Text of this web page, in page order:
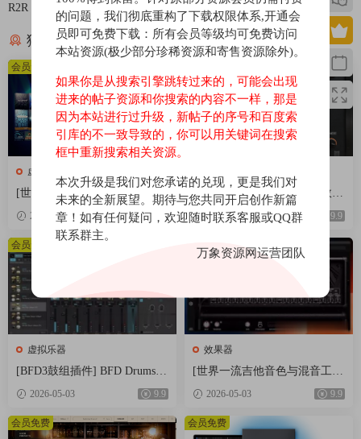
R2R [WiN]（17.1MB）
猜你喜欢
虚拟乐器
[世界一流的虚拟乐器插件套
装] AIR Music Technology Instr
uments Bundle 2025-R2R [WiN]
（5.92GB）
2026-05-03 9.9
会员免费
[现代混音必备高响度削波效果
插件] Audioloom Maciel Audio
Deux Clipper v1.0.0 [WiN, Mac
2026-05-03 9.9
虚拟乐器
[BFD3鼓组插件] BFD Drums B
FD3 v3.5.0.49-R2R [WiN]（60.
2026-05-03 9.9
会员免费
效果器
[世界一流吉他音色与混音工具
全套合集] STL Tones Bundle v
2026.04 [WiN, MacOSX]（1.48
GB+3.34GB）
2026-05-03 9.9
会员免费
会员免费 会员免费
的问题，我们彻底重构了下载权限体系,开通会
员即可免费下载：所有会员等级均可免费访问
本站资源(极少部分珍稀资源和寄售资源除外)。
如果你是从搜索引擎跳转过来的，可能会出现
进来的帖子资源和你搜索的内容不一样，那是
因为本站进行过升级，新帖子的序号和百度索
引库的不一致导致的，你可以用关键词在搜索
框中重新搜索相关资源。
本次升级是我们对您承诺的兑现，更是我们对
未来的全新展望。期待与您共同开启创作新篇
章！如有任何疑问，欢迎随时联系客服或QQ群
联系群主。
万象资源网运营团队